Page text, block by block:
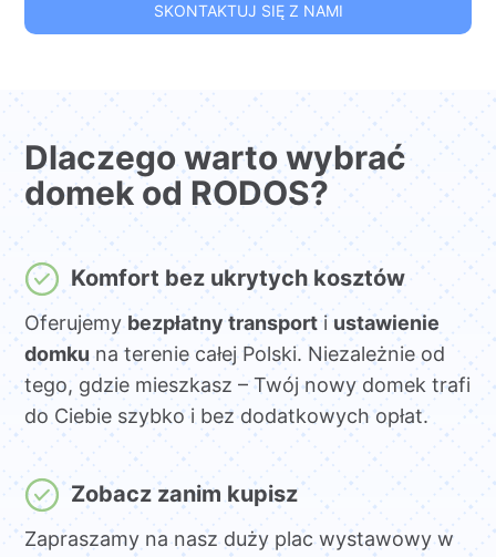
SKONTAKTUJ SIĘ Z NAMI
Dlaczego warto wybrać
domek od RODOS?
Komfort bez ukrytych kosztów
Oferujemybezpłatny transporti ustawienie
domkuna terenie całej Polski. Niezależnie od
tego, gdzie mieszkasz – Twój nowy domek trafi
do Ciebie szybko i bez dodatkowych opłat.
Zobacz zanim kupisz
Zapraszamy na nasz duży plac wystawowy w